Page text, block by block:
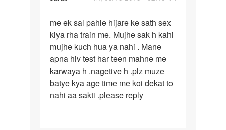
me
ek
sal
pahle
hijare
ke
me ek sal pahle hijare ke sath sex
kiya rha train me. Mujhe sak h kahi
mujhe kuch hua ya nahi . Mane
apna hiv test har teen mahne me
karwaya h .nagetive h .plz muze
batye kya age time me koi dekat to
nahi aa sakti .please reply